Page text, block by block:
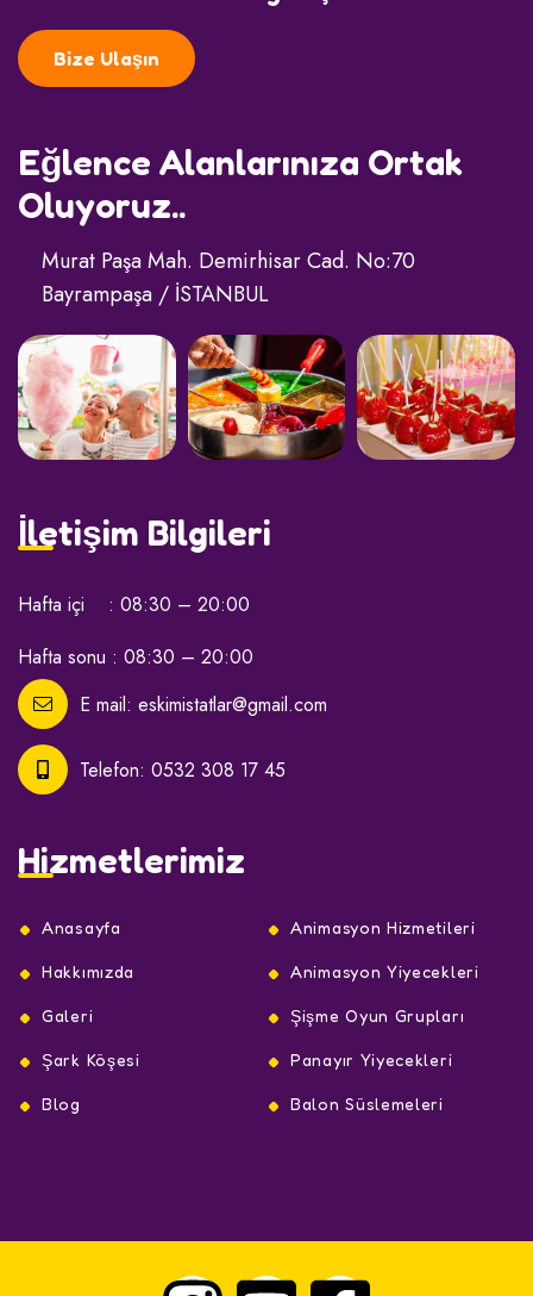
Bize Ulaşın
Eğlence Alanlarınıza Ortak
Oluyoruz..
Murat Paşa Mah. Demirhisar Cad. No:70
Bayrampaşa / İSTANBUL
İletişim Bilgileri
Hafta içi : 08:30 – 20:00
Hafta sonu : 08:30 – 20:00
E mail: eskimistatlar@gmail.com
Telefon: 0532 308 17 45
Hizmetlerimiz
Anasayfa Animasyon Hizmetileri
Hakkımızda Animasyon Yiyecekleri
Galeri Şişme Oyun Grupları
Şark Köşesi Panayır Yiyecekleri
Blog Balon Süslemeleri